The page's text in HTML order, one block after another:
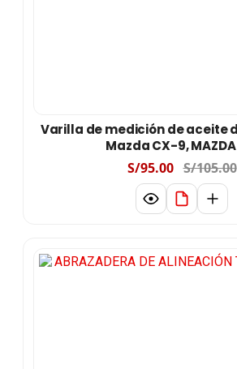
Varilla de medición de aceite
Mazda CX-9, MAZDA
S/95.00 S/105.00